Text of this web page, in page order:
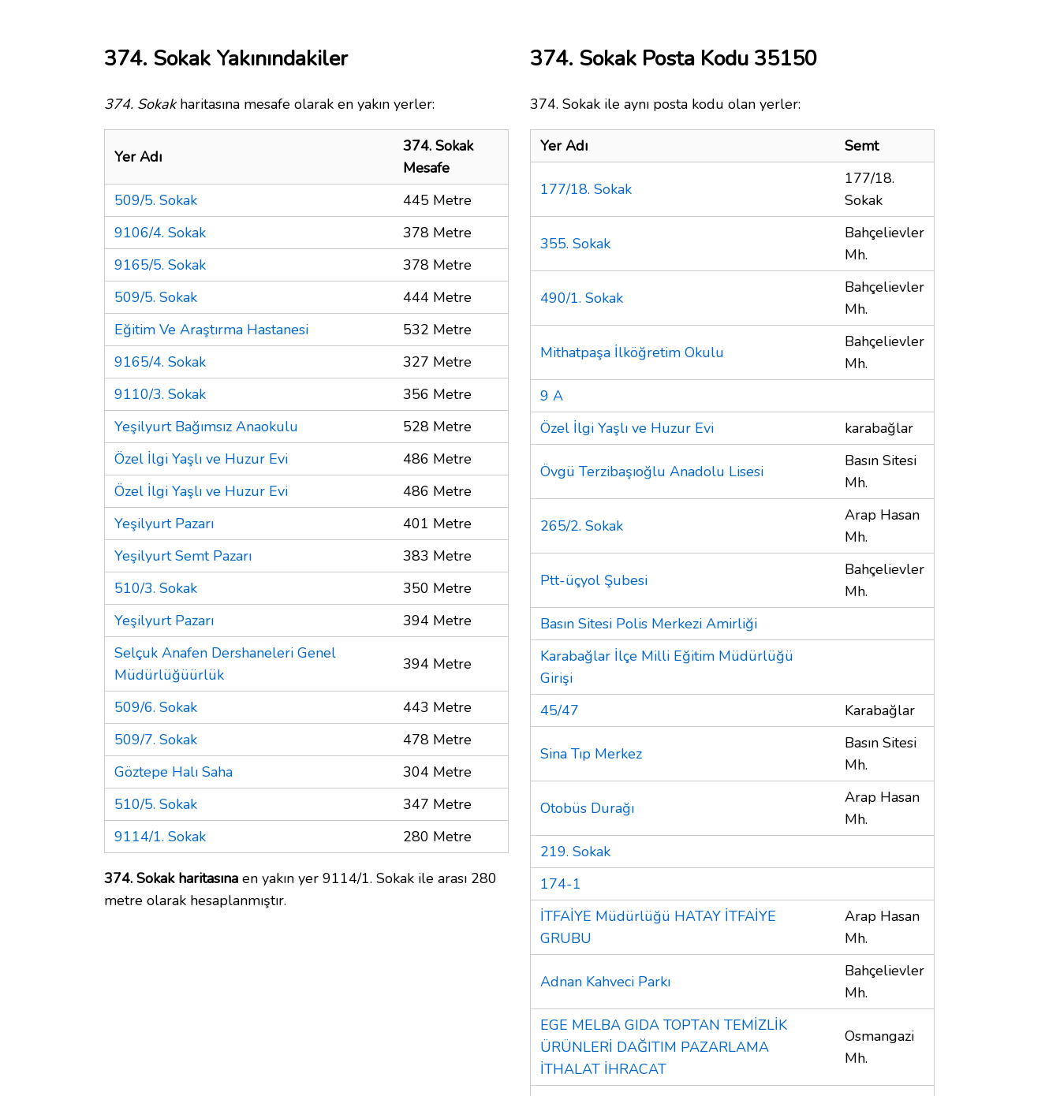
374. Sokak Yakınındakiler
374. Sokakharitasına mesafe olarak en yakın yerler:
Yer Adı
374. Sokak
Mesafe
509/5. Sokak
445 Metre
9106/4. Sokak
378 Metre
9165/5. Sokak
378 Metre
509/5. Sokak
444 Metre
Eğitim Ve Araştırma Hastanesi
532 Metre
9165/4. Sokak
327 Metre
9110/3. Sokak
356 Metre
Yeşilyurt Bağımsız Anaokulu
528 Metre
Özel İlgi Yaşlı ve Huzur Evi
486 Metre
Özel İlgi Yaşlı ve Huzur Evi
486 Metre
Yeşilyurt Pazarı
401 Metre
Yeşilyurt Semt Pazarı
383 Metre
510/3. Sokak
350 Metre
Yeşilyurt Pazarı
394 Metre
Selçuk Anafen Dershaneleri Genel
Müdürlüğüürlük
394 Metre
509/6. Sokak
443 Metre
509/7. Sokak
478 Metre
Göztepe Halı Saha
304 Metre
510/5. Sokak
347 Metre
9114/1. Sokak
280 Metre
374. Sokak haritasına en yakın yer 9114/1. Sokak ile arası 280
metre olarak hesaplanmıştır.
374. Sokak Posta Kodu 35150
374. Sokak ile aynı posta kodu olan yerler:
Yer Adı Semt
177/18. Sokak
177/18.
Sokak
355. Sokak
Bahçelievler
Mh.
490/1. Sokak
Bahçelievler
Mh.
Mithatpaşa İlköğretim Okulu
Bahçelievler
Mh.
9 A
Özel İlgi Yaşlı ve Huzur Evi
karabağlar
Övgü Terzibaşıoğlu Anadolu Lisesi
Basın Sitesi
Mh.
265/2. Sokak
Arap Hasan
Mh.
Ptt-üçyol Şubesi
Bahçelievler
Mh.
Basın Sitesi Polis Merkezi Amirliği
Karabağlar İlçe Milli Eğitim Müdürlüğü
Girişi
45/47
Karabağlar
Sina Tıp Merkez
Basın Sitesi
Mh.
Otobüs Durağı
Arap Hasan
Mh.
219. Sokak
174-1
İTFAİYE Müdürlüğü HATAY İTFAİYE
GRUBU
Arap Hasan
Mh.
Adnan Kahveci Parkı
Bahçelievler
Mh.
EGE MELBA GIDA TOPTAN TEMİZLİK
ÜRÜNLERİ DAĞITIM PAZARLAMA
İTHALAT İHRACAT
Osmangazi
Mh.